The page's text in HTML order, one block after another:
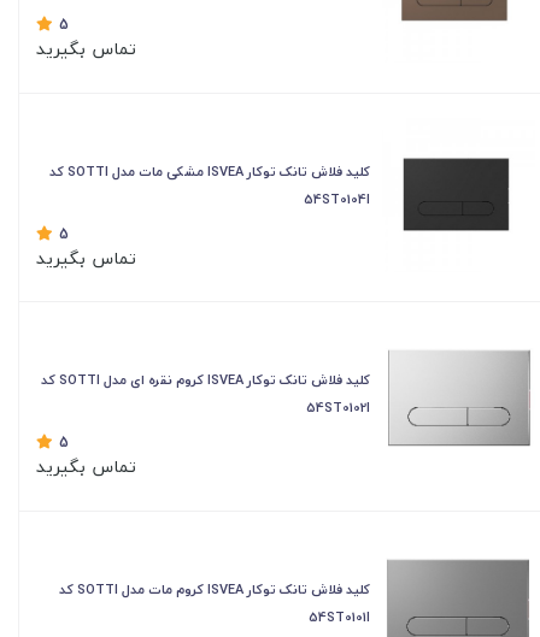
5
تماس بگیرید
کلید فلاش تانک توکار ISVEA مشکی مات مدل SOTTI کد
54ST0104I
5
تماس بگیرید
کلید فلاش تانک توکار ISVEA کروم نقره ای مدل SOTTI کد
54ST0102I
5
تماس بگیرید
کلید فلاش تانک توکار ISVEA کروم مات مدل SOTTI کد
54ST0101I